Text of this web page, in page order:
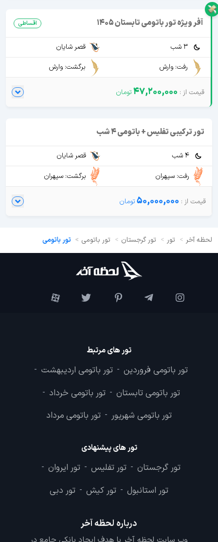
آفر ویژه تور باتومی تابستان 1405 اقساطی
3 شب
قصر شایان
رفت: وارش
برگشت: وارش
47,200,000
تور ترکیبی تفلیس + باتومی 4 شب
4 شب
قصر شایان
رفت: سپهران
برگشت: سپهران
50,000,000
لحظه آخر تور تور گرجستان تور باتومی تور باتومی
تور های مرتبط
تور باتومی فروردین - تور باتومی اردیبهشت -
تور باتومی تابستان - تور باتومی خرداد -
تور باتومی شهریور - تور باتومی مرداد
تور های پیشنهادی
تور گرجستان - تور تفلیس - تور ایروان -
تور استانبول - تور کیش - تور دبی
درباره لحظه آخر